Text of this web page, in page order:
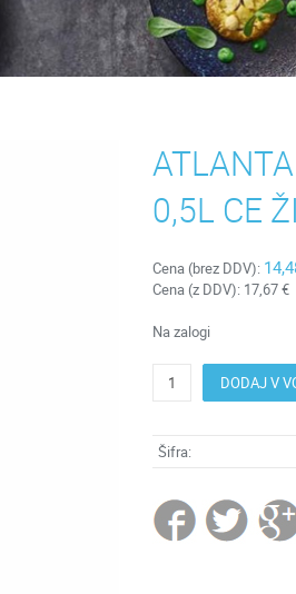
0,5L CE
Cena (brez DDV):
Cena (z DDV): 17,67 €
Na zalogi
DODAJ V
Šifra: